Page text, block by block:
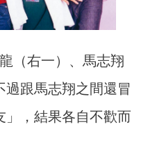
（右一）、馬志翔
過跟馬志翔之間還冒
」，結果各自不歡而